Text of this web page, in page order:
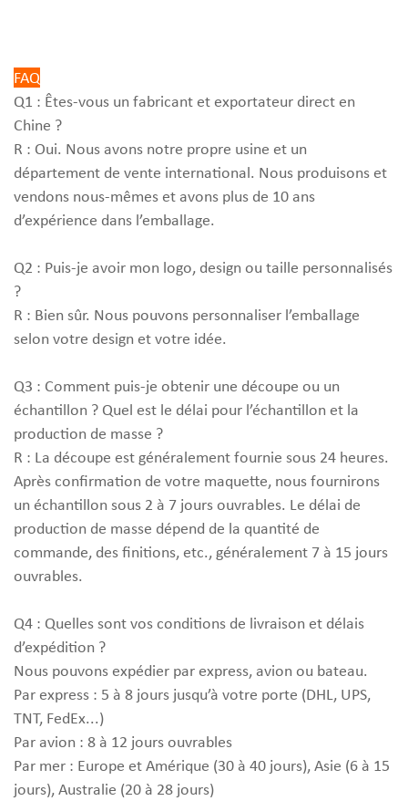
FAQ
Q1 : Êtes-vous un fabricant et exportateur direct en
Chine ?
R : Oui. Nous avons notre propre usine et un
département de vente international. Nous produisons et
vendons nous-mêmes et avons plus de 10 ans
d’expérience dans l’emballage.
Q2 : Puis-je avoir mon logo, design ou taille personnalisés
?
R : Bien sûr. Nous pouvons personnaliser l’emballage
selon votre design et votre idée.
Q3 : Comment puis-je obtenir une découpe ou un
échantillon ? Quel est le délai pour l’échantillon et la
production de masse ?
R : La découpe est généralement fournie sous 24 heures.
Après confirmation de votre maquette, nous fournirons
un échantillon sous 2 à 7 jours ouvrables. Le délai de
production de masse dépend de la quantité de
commande, des finitions, etc., généralement 7 à 15 jours
ouvrables.
Q4 : Quelles sont vos conditions de livraison et délais
d’expédition ?
Nous pouvons expédier par express, avion ou bateau.
Par express : 5 à 8 jours jusqu’à votre porte (DHL, UPS,
TNT, FedEx...)
Par avion : 8 à 12 jours ouvrables
Par mer : Europe et Amérique (30 à 40 jours), Asie (6 à 15
jours), Australie (20 à 28 jours)